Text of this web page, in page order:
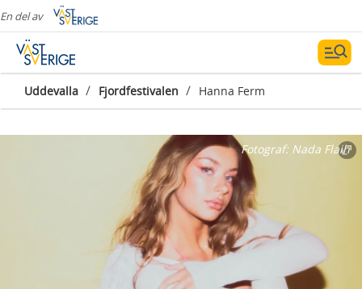
En del av
Uddevalla / Fjordfestivalen / Hanna Ferm
Fotograf: Nada Flaih